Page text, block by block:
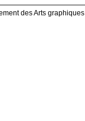
des Arts graphiques